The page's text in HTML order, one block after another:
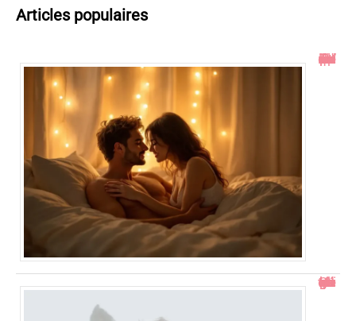
Articles populaires
Toucher le col de l’utérus pendant un rapport : ce qu’il faut savoir
Comment gérer un bébé qui se retourne pendant le change ?